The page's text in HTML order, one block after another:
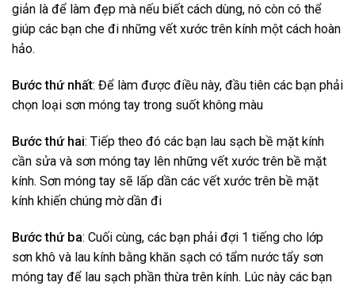
giản là để làm đẹp mà nếu biết cách dùng, nó còn có thể
giúp các bạn che đi những vết xước trên kính một cách hoàn
hảo.
Bước thứ nhất: Để làm được điều này, đầu tiên các bạn phải
chọn loại sơn móng tay trong suốt không màu
Bước thứ hai: Tiếp theo đó các bạn lau sạch bề mặt kính
cần sửa và sơn móng tay lên những vết xước trên bề mặt
kính. Sơn móng tay sẽ lấp dần các vết xước trên bề mặt
kính khiến chúng mờ dần đi
Bước thứ ba: Cuối cùng, các bạn phải đợi 1 tiếng cho lớp
sơn khô và lau kính bằng khăn sạch có tẩm nước tẩy sơn
móng tay để lau sạch phần thừa trên kính. Lúc này các bạn